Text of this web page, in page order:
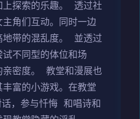
上探索的乐趣。 透过社
角们互动。同时一边
地带的混乱度。 並透过
不同型的体位和场
亲密度。 教堂和漫展也
富的小游戏。在教堂
话，参与忏悔 和唱诗和